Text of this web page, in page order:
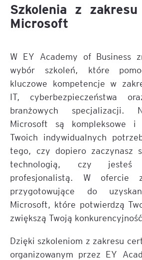
Szkolenia z
Microsoft
W EY Academy of Business
wybór szkoleń, które
kluczowe kompetencje w
IT, cyberbezpieczeństwa
branżowych specjalizacji.
Microsoft są kompleksowe i
Twoich indywidualnych
tego, czy dopiero zaczynasz
technologią, czy jesteś
profesjonalistą. W ofercie
przygotowujące do
Microsoft, które potwierdzą
zwiększą Twoją
Dzięki szkoleniom z zakresu
organizowanym przez EY